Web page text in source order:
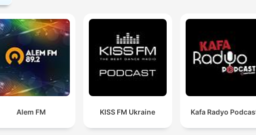
Alem FM KISS FM Ukraine Kafa Radyo